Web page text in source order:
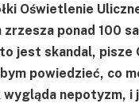
Oświetlenie
zrzesza ponad 100
jest skandal, pisze
powiedzieć, co
wygląda nepotyzm, i